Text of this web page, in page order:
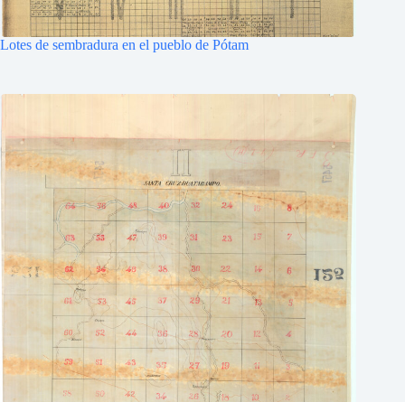
Lotes de sembradura en el pueblo de Pótam